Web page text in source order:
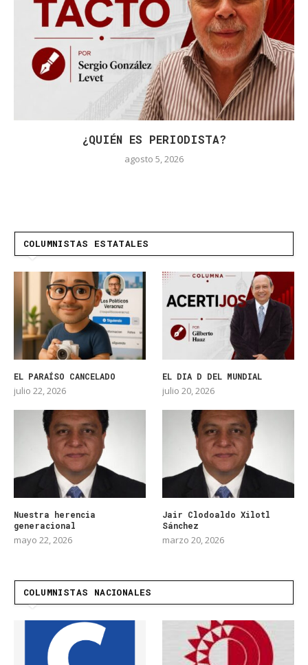
¿QUIÉN ES PERIODISTA?
agosto 5, 2026
COLUMNISTAS ESTATALES
EL PARAÍSO CANCELADO
julio 22, 2026
EL DIA D DEL MUNDIAL
julio 20, 2026
Nuestra herencia
generacional
mayo 22, 2026
Jair Clodoaldo Xilotl
Sánchez
marzo 20, 2026
COLUMNISTAS NACIONALES